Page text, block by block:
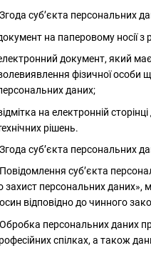
суб’єкта персональних
на паперовому носії з
документ, який
фізичної особи
даних;
на електронній
рішень.
суб’єкта персональних
суб’єкта
захист персональних даних»,
відповідно до чинного
персональних даних
спілках, а також